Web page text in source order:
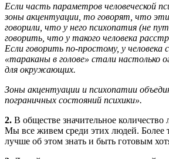
Если часть параметров человеческой
зоны акцентуации, то говорят, что
говорили, что у него психопатия (не
говорить, что у такого человека
Если говорить по-простому, у
«тараканы в голове» стали настолько
для окружающих.
Зоны акцентуации и психопатии
пограничных состояний психики».
2. В обществе значительное
Мы все живем среди этих людей. Более
лучше об этом знать и быть готовым